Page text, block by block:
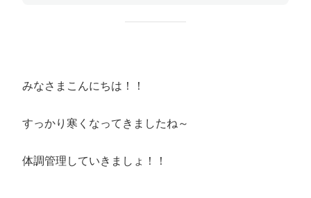
みなさまこんにちは！！
すっかり寒くなってきましたね～
体調管理していきましょ！！